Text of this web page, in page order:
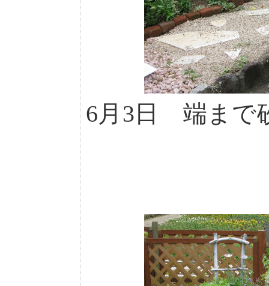
6月3日 端まで